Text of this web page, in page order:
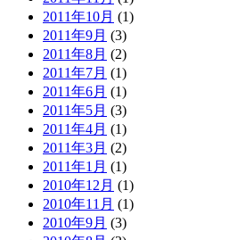
2011年10月 (1)
2011年9月 (3)
2011年8月 (2)
2011年7月 (1)
2011年6月 (1)
2011年5月 (3)
2011年4月 (1)
2011年3月 (2)
2011年1月 (1)
2010年12月 (1)
2010年11月 (1)
2010年9月 (3)